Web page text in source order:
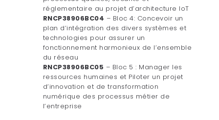
réglementaire au projet d’architecture IoT
RNCP38906BC04 – Bloc 4: Concevoir un
plan d’intégration des divers systèmes et
technologies pour assurer un
fonctionnement harmonieux de l’ensemble
du réseau
RNCP38906BC05 – Bloc 5 : Manager les
ressources humaines et Piloter un projet
d’innovation et de transformation
numérique des processus métier de
l’entreprise